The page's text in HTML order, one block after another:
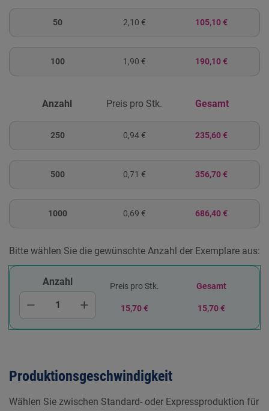
50 2,10 € 105,10 €
100 1,90 € 190,10 €
Anzahl Preis pro Stk. Gesamt
250 0,94 € 235,60 €
500 0,71 € 356,70 €
1000 0,69 € 686,40 €
Bitte wählen Sie die gewünschte Anzahl der Exemplare aus:
Anzahl
remove add
Preis pro Stk.
15,70 €
Gesamt
15,70 €
Produktionsgeschwindigkeit
Wählen Sie zwischen Standard- oder Expressproduktion für